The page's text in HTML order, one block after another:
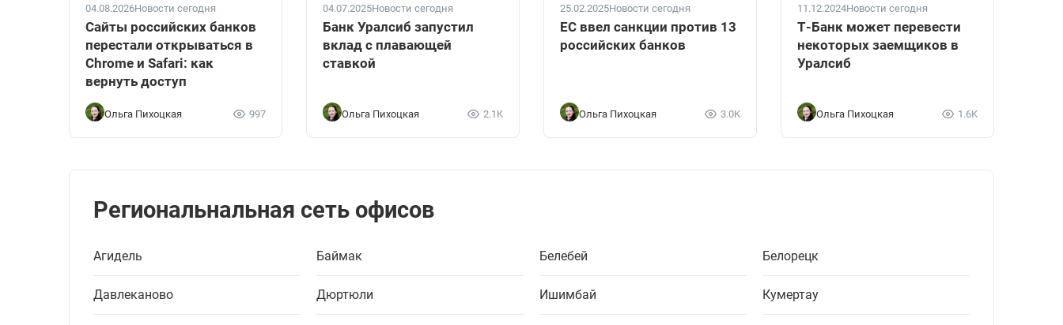
04.08.2026Новости сегодня
Сайты российских банков
перестали открываться в
Chrome и Safari: как
вернуть доступ
Ольга Пихоцкая 997
04.07.2025Новости сегодня
Банк Уралсиб запустил
вклад с плавающей
ставкой
Ольга Пихоцкая 2.1K
25.02.2025Новости сегодня
ЕС ввел санкции против 13
российских банков
Ольга Пихоцкая 3.0K
11.12.2024Новости сегодня
Т-Банк может перевести
некоторых заемщиков в
Уралсиб
Ольга Пихоцкая 1.6K
Региональнальная сеть офисов
Агидель Баймак Белебей Белорецк
Давлеканово Дюртюли Ишимбай Кумертау